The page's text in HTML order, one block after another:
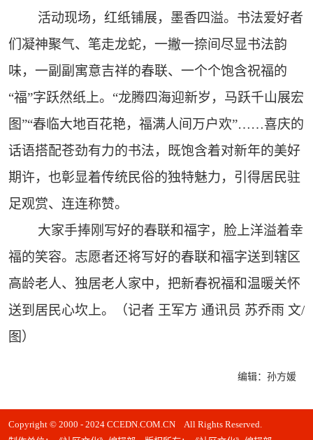
活动现场，红纸铺展，墨香四溢。书法爱好者
们凝神聚气、笔走龙蛇，一撇一捺间尽显书法韵
味，一副副寓意吉祥的春联、一个个饱含祝福的
“福”字跃然纸上。“龙腾四海迎新岁，马跃千山展宏
图”“春临大地百花艳，福满人间万户欢”……喜庆的
话语搭配苍劲有力的书法，既饱含着对新年的美好
期许，也彰显着传统民俗的独特魅力，引得居民驻
足观赏、连连称赞。
大家手捧刚写好的春联和福字，脸上洋溢着幸
福的笑容。志愿者还将写好的春联和福字送到辖区
高龄老人、独居老人家中，把新春祝福和温暖关怀
送到居民心坎上。（记者 王军方 通讯员 苏乔雨 文/
图）
编辑：孙方媛
Copyright © 2000 - 2024 CCEDN.COM.CN All Rights Reserved.